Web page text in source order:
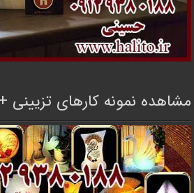
مشاهده نمونه کارهای تزیینی